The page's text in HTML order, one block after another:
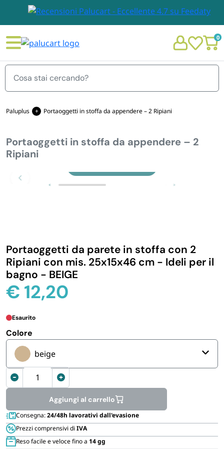
0
Menu
STOVIGLIE E TOVAGLIOLI
GIARDINO E ARREDO PER ESTERNO
CASA E PERSONA
FERRAMENTA E LINEA AUTO
AVVOLGENTI E CONTENITORI ALIMENTARI
PARTY
Chi siamo
Personalizzazione Monouso
Paluplus Portaoggetti in stoffa da appendere – 2 Ripiani
Portaoggetti in stoffa da appendere – 2
Ripiani
Zoom
Portaoggetti da parete in stoffa con 2
Ripiani con mis. 25x15x46 cm - Ideli per il
bagno - BEIGE
€ 12,20
Esaurito
Colore
beige
Portaoggetti
in
da
appendere
-
2
Aggiungi al carrello
Consegna:24/48h lavorativi dall'evasione
Prezzi comprensivi di IVA
Reso facile e veloce fino a 14 gg